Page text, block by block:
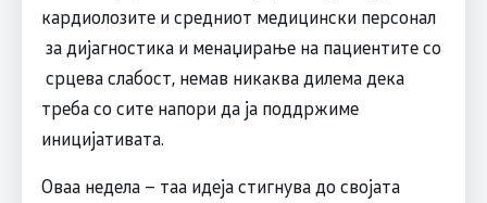
кардиолозите и средниот медицински персонал
за дијагностика и менаџирање на пациентите со
срцева слабост, немав никаква дилема дека
треба со сите напори да ја поддржиме
иницијативата.
Оваа недела – таа идеја стигнува до својата